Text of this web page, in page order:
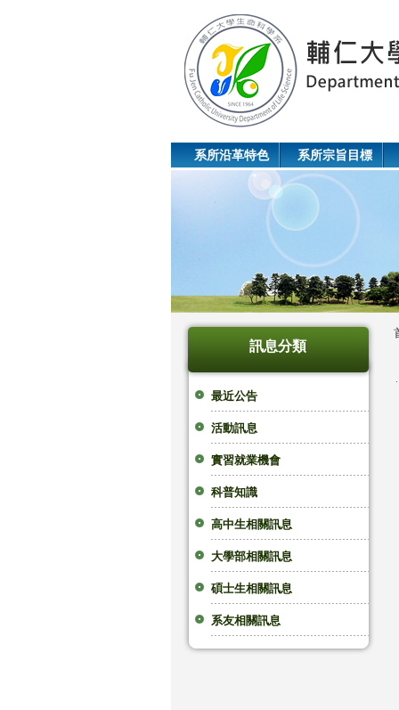
系所沿革特色 系所宗旨目標
訊息分類
最近公告
活動訊息
實習就業機會
科普知識
高中生相關訊息
大學部相關訊息
碩士生相關訊息
系友相關訊息